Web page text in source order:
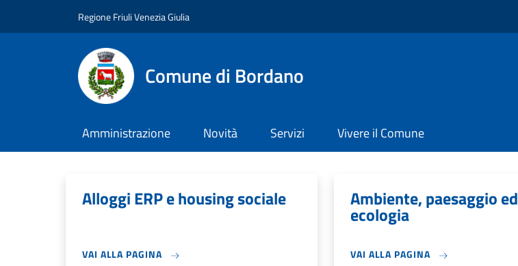
Regione Friuli Venezia Giulia
Comune di Bordano
Amministrazione Novità Servizi Vivere il Comune
Alloggi ERP e housing sociale
VAI ALLA PAGINA
Ambiente, paesaggio ed
ecologia
VAI ALLA PAGINA